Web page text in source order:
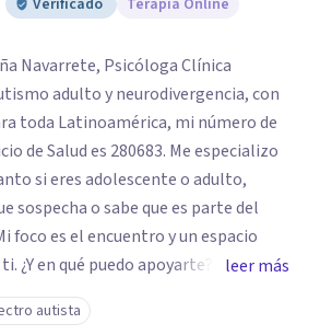
Verificado Terapia Online
Navarrete, Psicóloga Clínica
adulto y neurodivergencia, con
toda Latinoamérica, mi número de
de Salud es 280683. Me especializo
si eres adolescente o adulto,
sospecha o sabe que es parte del
foco es el encuentro y un espacio
realizo la Evaluación
protocolos de alta precisión
leer más
autista